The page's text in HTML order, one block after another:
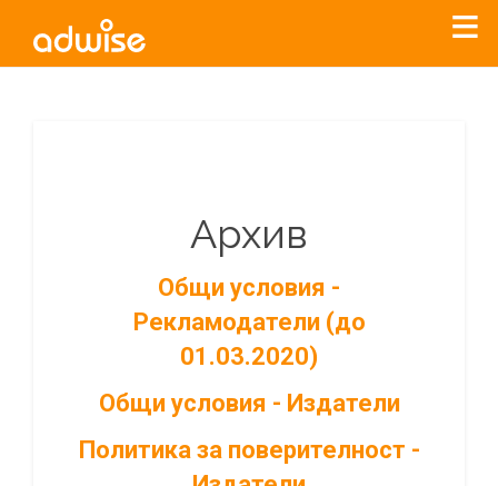
Архив
Общи условия -
Рекламодатели (до
01.03.2020)
Общи условия - Издатели
Политика за поверителност -